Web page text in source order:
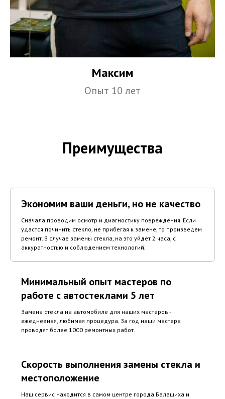
Максим
Опыт 10 лет
Преимущества
Экономим ваши деньги, но не качество
Сначала проводим осмотр и диагностику повреждения. Если
удастся починить стекло, не прибегая к замене, то произведем
ремонт. В случае замены стекла, на это уйдет 2 часа, с
аккуратностью и соблюдением технологий.
Минимальный опыт мастеров по
работе с автостеклами 5 лет
Замена стекла на автомобиле для наших мастеров -
ежедневная, любимая процедура. За год наши мастера
проводят более 1000 ремонтных работ.
Скорость выполнения замены стекла и
местоположение
Наш сервис находится в самом центре города Балашиха и